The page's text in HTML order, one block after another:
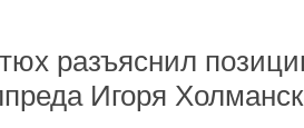
разъяснил
Игоря